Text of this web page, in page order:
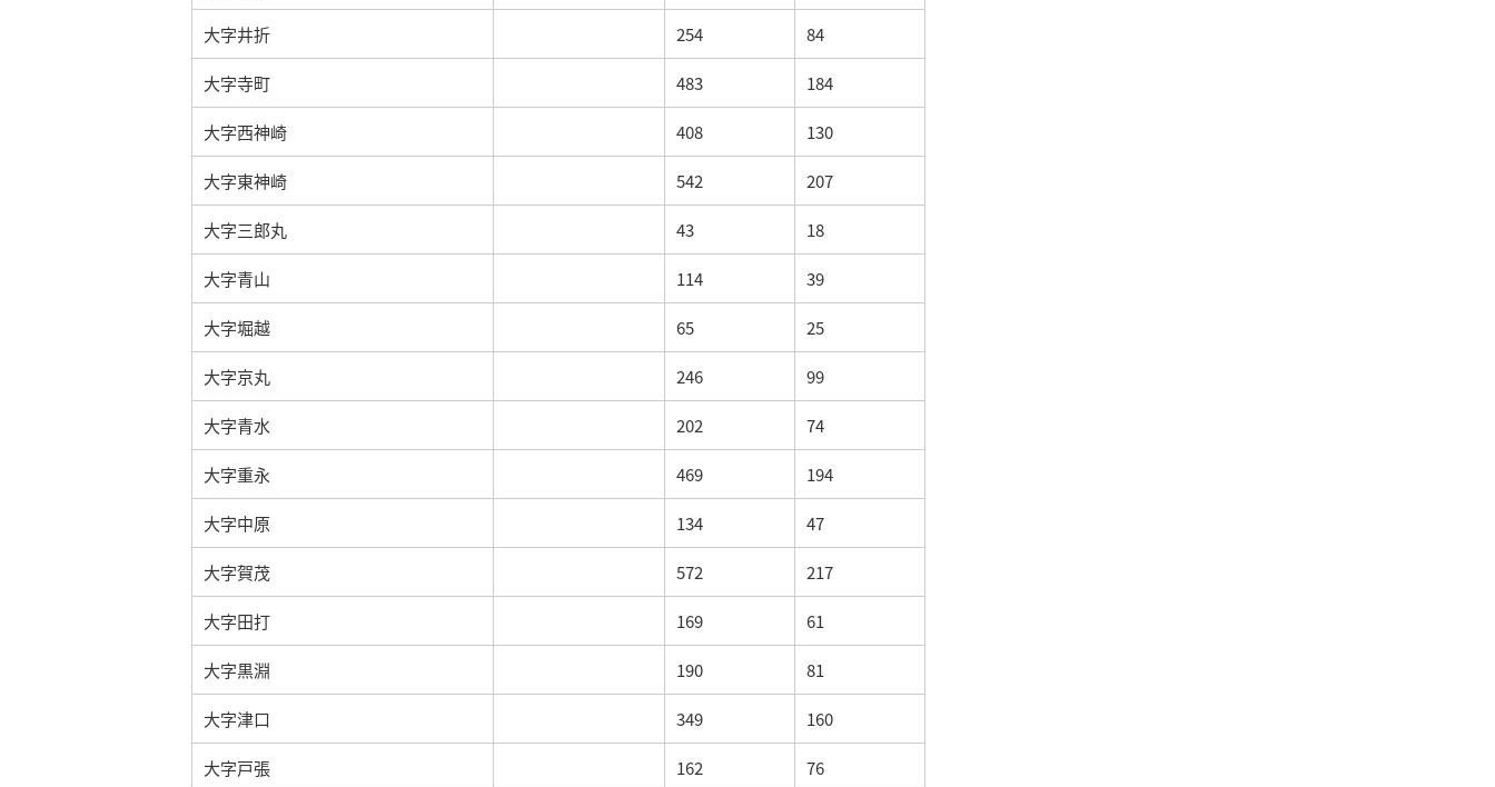
大字井折 254 84
大字寺町 483 184
大字西神崎 408 130
大字東神崎 542 207
大字三郎丸 43 18
大字青山 114 39
大字堀越 65 25
大字京丸 246 99
大字青水 202 74
大字重永 469 194
大字中原 134 47
大字賀茂 572 217
大字田打 169 61
大字黒淵 190 81
大字津口 349 160
大字戸張 162 76